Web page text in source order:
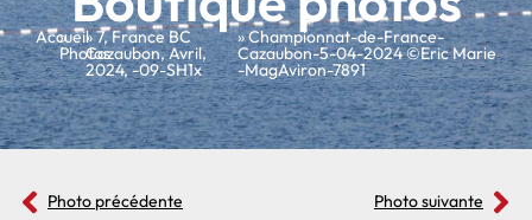
Accueil
»
Photos
»7,France BC
Cazaubon,Avril,
2024,-09-SH1x
» Championnat-de-France-
Cazaubon-5-04-2024 ©Eric Marie
-MagAviron-7891
Photo précédente Photo suivante